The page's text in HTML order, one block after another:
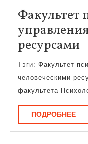
Факультет
ресурсами
и
Тэги: Факультет
человеческими
факультета
ПОДРОБНЕЕ